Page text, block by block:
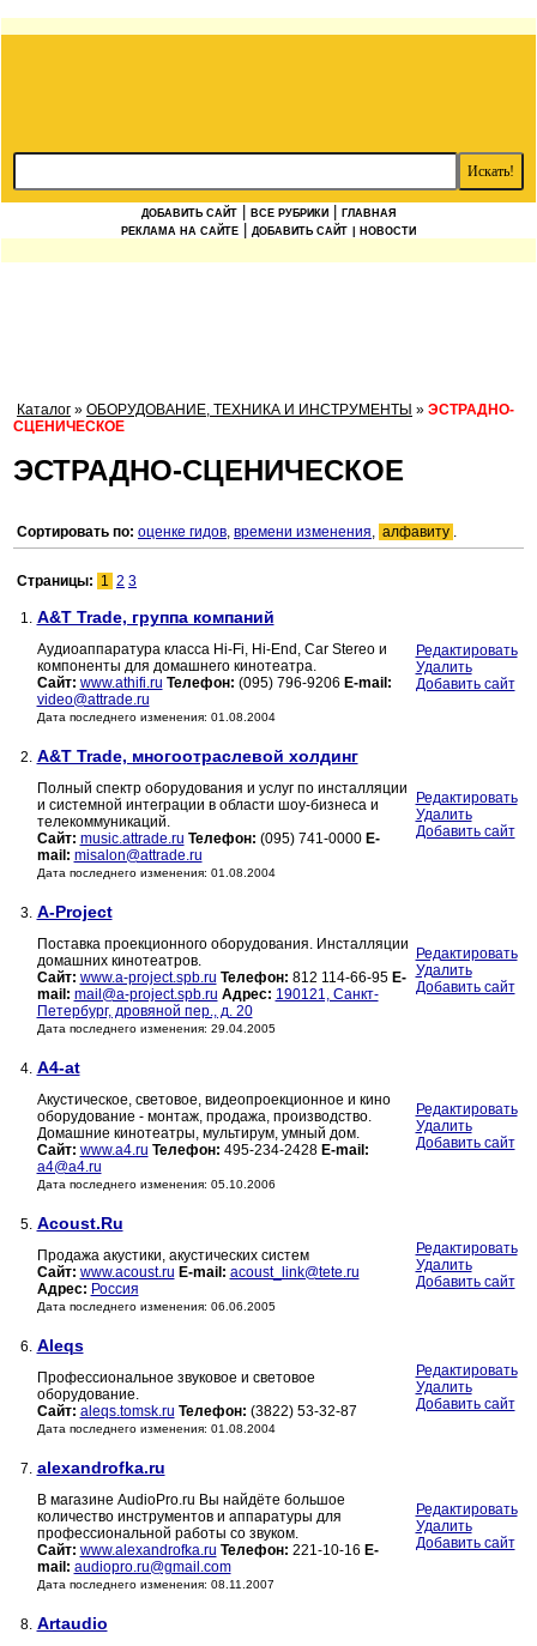
ДОБАВИТЬ САЙТ ВСЕ РУБРИКИ
ГЛАВНАЯ
РЕКЛАМА НА САЙТЕ
ДОБАВИТЬ САЙТ | НОВОСТИ
Каталог » ОБОРУДОВАНИЕ, ТЕХНИКА И ИНСТРУМЕНТЫ » ЭСТРАДНО-
СЦЕНИЧЕСКОЕ
ЭСТРАДНО-СЦЕНИЧЕСКОЕ
Сортировать по: оценке гидов, времени изменения, алфавиту .
Страницы: 1 2 3
1. A&T Trade, группа компаний
Аудиоаппаратура класса Hi-Fi, Hi-End, Car Stereo и
компоненты для домашнего кинотеатра.
Сайт: www.athifi.ru Телефон: (095) 796-9206 E-mail:
video@attrade.ru
Дата последнего изменения: 01.08.2004
Редактировать
Удалить
Добавить сайт
2. A&T Trade, многоотраслевой холдинг
Полный спектр оборудования и услуг по инсталляции
и системной интеграции в области шоу-бизнеса и
телекоммуникаций.
Сайт: music.attrade.ru Телефон: (095) 741-0000 E-
mail: misalon@attrade.ru
Дата последнего изменения: 01.08.2004
Редактировать
Удалить
Добавить сайт
3. A-Project
Поставка проекционного оборудования. Инсталляции
домашних кинотеатров.
Сайт: www.a-project.spb.ru Телефон: 812 114-66-95 E-
mail: mail@a-project.spb.ru Адрес: 190121, Санкт-
Петербург, дровяной пер., д. 20
Дата последнего изменения: 29.04.2005
Редактировать
Удалить
Добавить сайт
4. A4-at
Акустическое, световое, видеопроекционное и кино
оборудование - монтаж, продажа, производство.
Домашние кинотеатры, мультирум, умный дом.
Сайт: www.a4.ru Телефон: 495-234-2428 E-mail:
a4@a4.ru
Дата последнего изменения: 05.10.2006
Редактировать
Удалить
Добавить сайт
5. Acoust.Ru
Продажа акустики, акустических систем
Сайт: www.acoust.ru E-mail: acoust_link@tete.ru
Адрес: Россия
Дата последнего изменения: 06.06.2005
Редактировать
Удалить
Добавить сайт
6. Aleqs
Профессиональное звуковое и световое
оборудование.
Сайт: aleqs.tomsk.ru Телефон: (3822) 53-32-87
Дата последнего изменения: 01.08.2004
Редактировать
Удалить
Добавить сайт
7. alexandrofka.ru
В магазине AudioPro.ru Вы найдёте большое
количество инструментов и аппаратуры для
профессиональной работы со звуком.
Сайт: www.alexandrofka.ru Телефон: 221-10-16 E-
mail: audiopro.ru@gmail.com
Дата последнего изменения: 08.11.2007
Редактировать
Удалить
Добавить сайт
8. Artaudio